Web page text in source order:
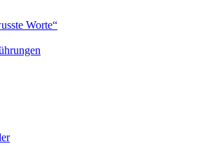
Worte“